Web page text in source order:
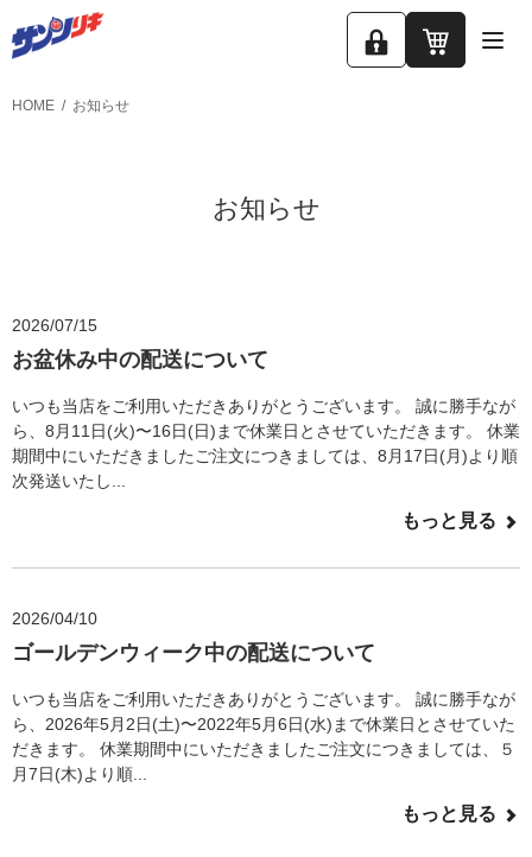
ロ
カ
HOME お知らせ
お知らせ
2026/07/15
お盆休み中の配送について
いつも当店をご利用いただきありがとうございます。 誠に勝手なが
ら、8月11日(火)〜16日(日)まで休業日とさせていただきます。 休業
期間中にいただきましたご注文につきましては、8月17日(月)より順
次発送いたし...
もっと見る
2026/04/10
ゴールデンウィーク中の配送について
いつも当店をご利用いただきありがとうございます。 誠に勝手なが
ら、2026年5月2日(土)〜2022年5月6日(水)まで休業日とさせていた
だきます。 休業期間中にいただきましたご注文につきましては、５
月7日(木)より順...
もっと見る